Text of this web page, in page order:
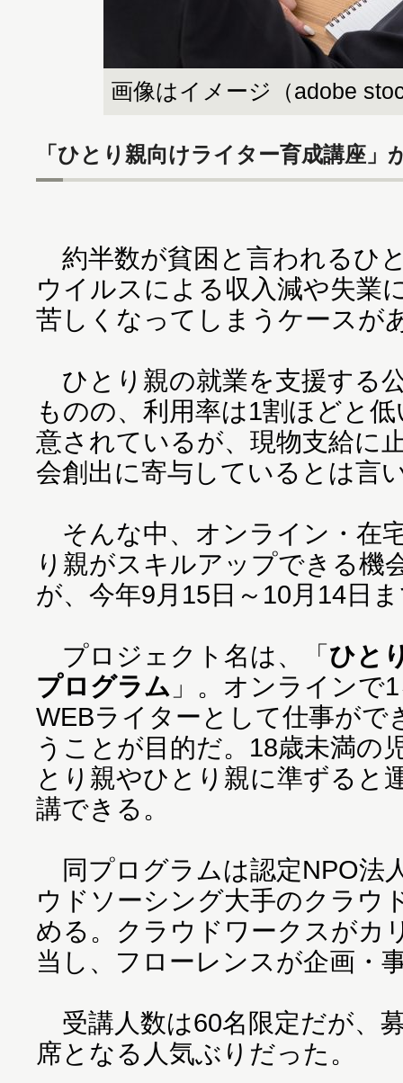
画像はイメージ（adobe
「ひとり親向けライター育成講座」
約半数が貧困と言われるひ
ウイルスによる収入減や失業
苦しくなってしまうケースが
ひとり親の就業を支援する
ものの、利用率は1割ほどと
意されているが、現物支給に
会創出に寄与しているとは言
そんな中、オンライン・在
り親がスキルアップできる機
が、今年9月15日～10月14日
プロジェクト名は、「ひと
プログラム 」。オンラインで
WEBライターとして仕事がで
うことが目的だ。18歳未満の
とり親やひとり親に準ずると
講できる。
同プログラムは認定NPO法
ウドソーシング大手のクラウ
める。クラウドワークスがカ
当し、フローレンスが企画・
受講人数は60名限定だが、
席となる人気ぶりだった。